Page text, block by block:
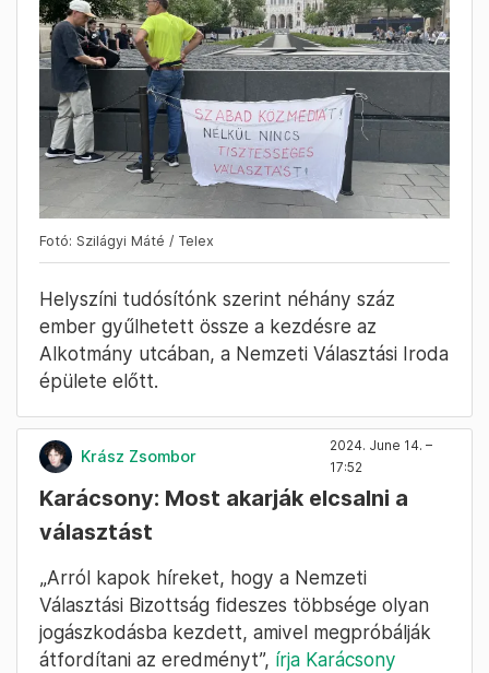
Fotó: Szilágyi Máté / Telex
Helyszíni tudósítónk szerint néhány száz
ember gyűlhetett össze a kezdésre az
Alkotmány utcában, a Nemzeti Választási Iroda
épülete előtt.
Krász Zsombor
2024. June 14. –
17:52
Karácsony: Most akarják elcsalni a
választást
„Arról kapok híreket, hogy a Nemzeti
Választási Bizottság fideszes többsége olyan
jogászkodásba kezdett, amivel megpróbálják
átfordítani az eredményt”, írja Karácsony